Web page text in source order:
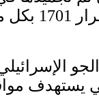
الزمن، والتي بدأت
1701 طوال 17 عاماً.
يستهدف